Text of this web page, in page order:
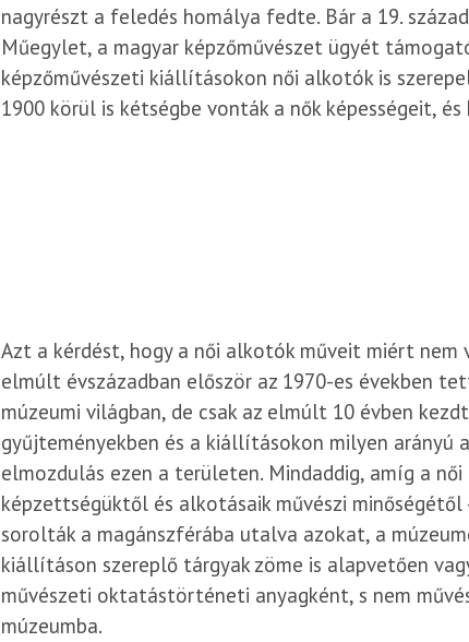
nagyrészt a feledés homálya fedte. Bár a 19.
Műegylet, a magyar képzőművészet ügyét
képzőművészeti kiállításokon női alkotók is
1900 körül is kétségbe vonták a nők képességeit,
Azt a kérdést, hogy a női alkotók műveit miért
elmúlt évszázadban először az 1970-es években
múzeumi világban, de csak az elmúlt 10 évben
gyűjteményekben és a kiállításokon milyen arányú
elmozdulás ezen a területen. Mindaddig, amíg a
képzettségüktől és alkotásaik művészi
sorolták a magánszférába utalva azokat, a
kiállításon szereplő tárgyak zöme is alapvetően
művészeti oktatástörténeti anyagként, s nem
múzeumba.
Megközelíthető a